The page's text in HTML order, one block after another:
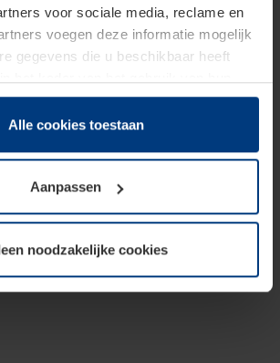
voor sociale media, reclame en
voegen deze informatie mogelijk
gegevens die u beschikbaar heeft
verzameld.
om cookies op uw computer
noodzakelijk is. Voor alle andere
uw toestemming vereist. Uw
u op elk moment bij de uitleg van de
Alle cookies toestaan
Aanpassen
noodzakelijke cookies